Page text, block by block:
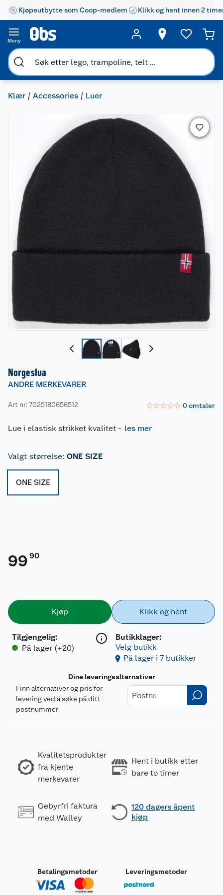
Kjøpeutbytte som Coop-medlem Klikk og hent innen 2
Meny
Klær Accessories Luer
Norgeslua
ANDRE MERKEVARER
Art nr: 7025180656512 ☆☆☆☆☆ 0omtaler
Lue i elastisk strikket kvalitet - les mer
Valgt størrelse: ONE SIZE
ONE SIZE
99 90
Kjøp
Tilgjengelig:
På lager (+20)
Klikk og hent
Butikklager:
Velg butikk
På lager i 7 butikker
Dine leveringsalternativer
Finn alternativer og pris for
levering ved å søke på ditt
postnummer
Kvalitetsprodukter
fra kjente
merkevarer
Hent i butikk etter
bare to timer
Gebyrfri faktura
med Walley
120 dagers åpent
kjøp
Betalingsmetoder Leveringsmetoder